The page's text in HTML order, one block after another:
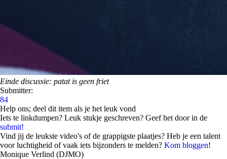
Einde discussie: patat is geen friet
Submitter:
84
Help ons; deel dit item als je het leuk vond
Iets te linkdumpen? Leuk stukje geschreven? Geef het door in de
submit!
Vind jij de leukste video's of de grappigste plaatjes? Heb je een talent
voor luchtigheid of vaak iets bijzonders te melden? Kom bloggen!
Monique Verlind (DJMO)